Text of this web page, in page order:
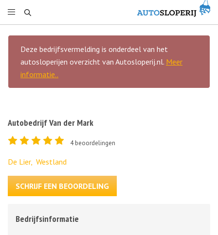
Deze bedrijfsvermelding is onderdeel van het
autosloperijen overzicht van Autosloperij.nl. Meer
informatie..
Autobedrijf Van der Mark
4beoordelingen
De Lier, Westland
SCHRIJF EEN BEOORDELING
Bedrijfsinformatie